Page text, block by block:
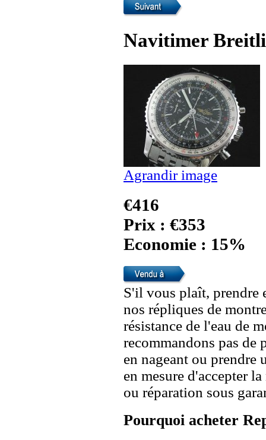
Navitimer
Agrandir image
€416
Prix : €353
Economie : 15%
S'il vous plaît, prendre
nos répliques de
résistance de l'eau de
recommandons pas de
en nageant ou prendre
en mesure d'accepter
ou réparation sous
Pourquoi acheter